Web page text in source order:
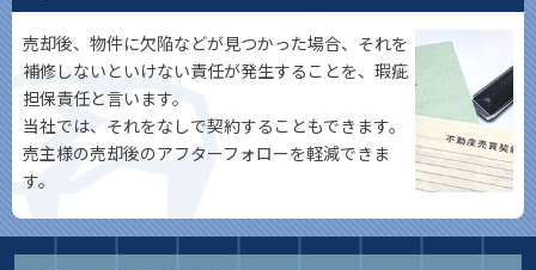
売却後、物件に欠陥などが見つかった場合、それを
補修しないといけない責任が発生することを、瑕疵
担保責任と言います。
当社では、それをなしで契約することもできます。
売主様の売却後のアフターフォローを軽減できま
す。